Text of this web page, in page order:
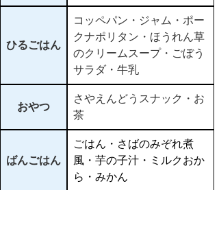
ひるごはん
コッペパン・ジャム・ポー
クナポリタン・ほうれん草
のクリームスープ・ごぼう
サラダ・牛乳
おやつ
さやえんどうスナック・お
茶
ばんごはん
ごはん・さばのみぞれ煮
風・芋の子汁・ミルクおか
ら・みかん